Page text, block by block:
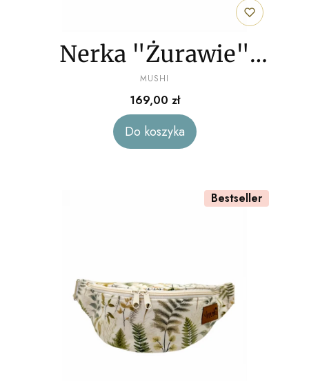
Nerka "Żurawie"
welur
PRODUCENT
MUSHI
Cena
169,00 zł
Do koszyka
Bestseller